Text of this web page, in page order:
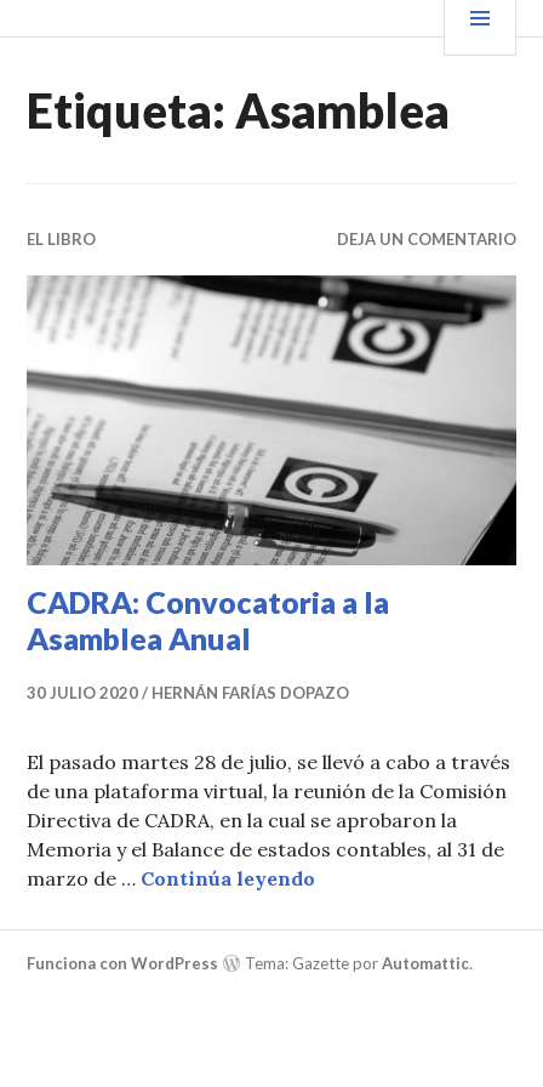
al VENDER+LIBROS NOTICIAS
Etiqueta: Asamblea
EL LIBRO DEJA UN COMENTARIO
CADRA: Convocatoria a la
Asamblea Anual
30 JULIO 2020 HERNÁN FARÍAS DOPAZO
El pasado martes 28 de julio, se llevó a cabo a través
de una plataforma virtual, la reunión de la Comisión
Directiva de CADRA, en la cual se aprobaron la
Memoria y el Balance de estados contables, al 31 de
marzo de … Continúa leyendo
Funciona con WordPress Tema: Gazette porAutomattic.